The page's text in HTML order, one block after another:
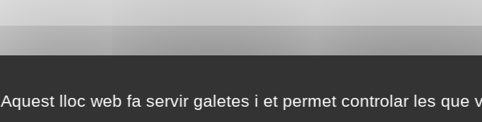
Aquest lloc web fa servir galetes i et permet controlar les que